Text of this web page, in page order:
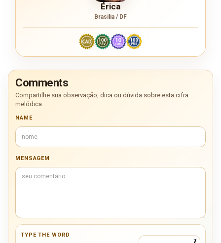
Érica
Brasília / DF
Comments
Compartilhe sua observação, dica ou dúvida sobre esta cifra
melódica.
NAME
MENSAGEM
TYPE THE WORD